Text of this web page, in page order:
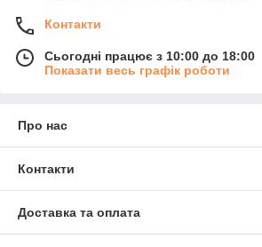
Контакти
Сьогодні працює з 10:00 до 18:00
Показати весь графік роботи
Про нас
Контакти
Доставка та оплата